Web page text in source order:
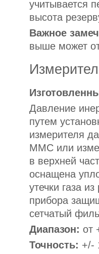
учитывается
высота
Важное
выше может
Давление
путем
измерителя
MMC или
в верхней
оснащена
утечки газа
прибора
сетчатый
Диапазон: от
Точность: +/-